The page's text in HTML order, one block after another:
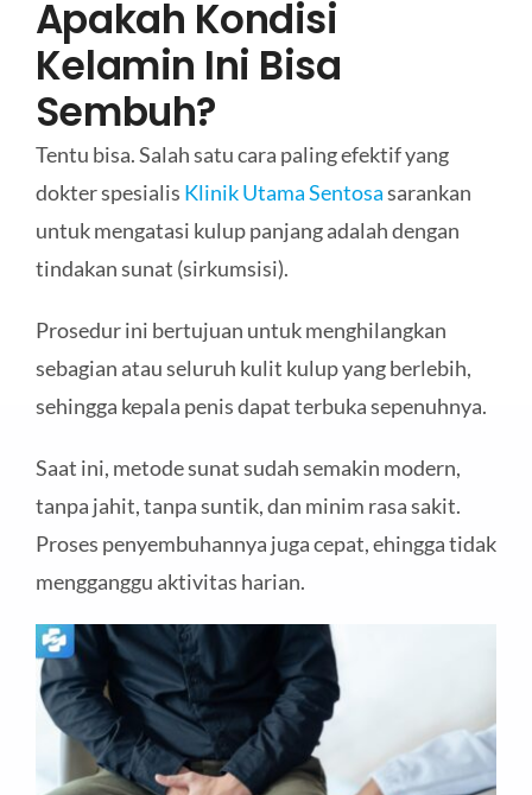
Apakah Kondisi
Kelamin Ini Bisa
Sembuh?
Tentu bisa. Salah satu cara paling efektif yang
dokter spesialis Klinik Utama Sentosasarankan
untuk mengatasi kulup panjang adalah dengan
tindakan sunat (sirkumsisi).
Prosedur ini bertujuan untuk menghilangkan
sebagian atau seluruh kulit kulup yang berlebih,
sehingga kepala penis dapat terbuka sepenuhnya.
Saat ini, metode sunat sudah semakin modern,
tanpa jahit, tanpa suntik, dan minim rasa sakit.
Proses penyembuhannya juga cepat, ehingga tidak
mengganggu aktivitas harian.